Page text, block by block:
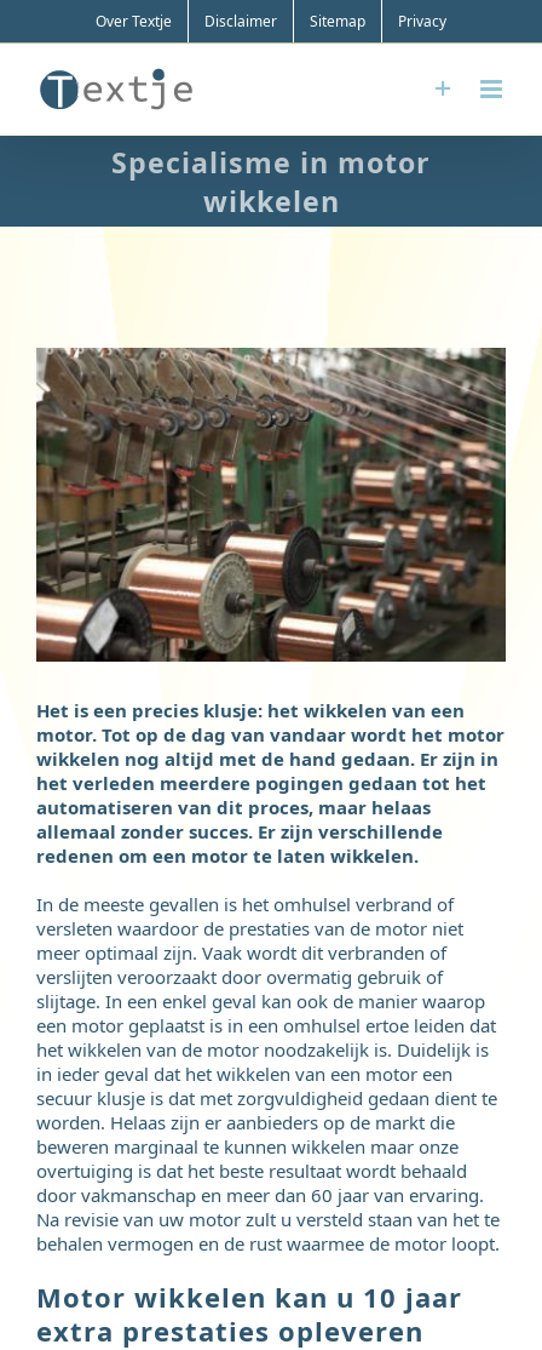
Over Textje Disclaimer Sitemap Privacy
Specialisme in motor
wikkelen
Bekijk
grotere
afbeelding
Het is een precies klusje: het wikkelen van een
motor. Tot op de dag van vandaar wordt het motor
wikkelen nog altijd met de hand gedaan. Er zijn in
het verleden meerdere pogingen gedaan tot het
automatiseren van dit proces, maar helaas
allemaal zonder succes. Er zijn verschillende
redenen om een motor te laten wikkelen.
In de meeste gevallen is het omhulsel verbrand of
versleten waardoor de prestaties van de motor niet
meer optimaal zijn. Vaak wordt dit verbranden of
verslijten veroorzaakt door overmatig gebruik of
slijtage. In een enkel geval kan ook de manier waarop
een motor geplaatst is in een omhulsel ertoe leiden dat
het wikkelen van de motor noodzakelijk is. Duidelijk is
in ieder geval dat het wikkelen van een motor een
secuur klusje is dat met zorgvuldigheid gedaan dient te
worden. Helaas zijn er aanbieders op de markt die
beweren marginaal te kunnen wikkelen maar onze
overtuiging is dat het beste resultaat wordt behaald
door vakmanschap en meer dan 60 jaar van ervaring.
Na revisie van uw motor zult u versteld staan van het te
behalen vermogen en de rust waarmee de motor loopt.
Motor wikkelen kan u 10 jaar
extra prestaties opleveren